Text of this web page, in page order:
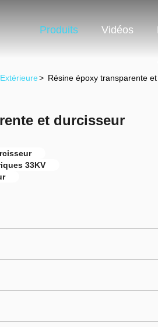
Produits Vidéos
> Résine époxy transparente
et durcisseur
33KV